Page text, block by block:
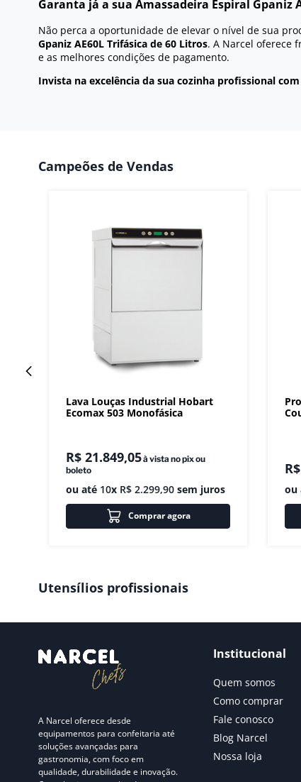
Garanta já a sua Amassadeira Espiral Gpaniz
Não perca a oportunidade de elevar o nível de sua
Gpaniz AE60L Trifásica de 60 Litros. A Narcel oferece
e as melhores condições de pagamento.
Invista na excelência da sua cozinha profissional
Campeões de Vendas
Lava Louças Industrial Hobart
Ecomax 503 Monofásica
R$ 21.849,05à vista no pix ou
boleto
ou até 10x R$ 2.299,90sem juros
Comprar agora
R$
ou
Utensílios profissionais
A Narcel oferece desde
equipamentos para confeitaria até
soluções avançadas para
gastronomia, com foco em
qualidade, durabilidade e inovação.
Institucional
Quem somos
Como comprar
Fale conosco
Blog Narcel
Nossa loja